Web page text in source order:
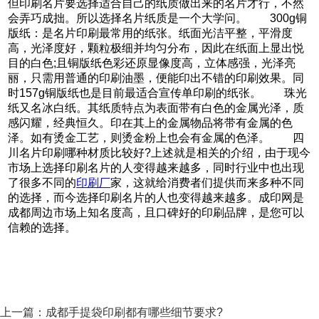
但印刷名片要选择适合自己的纸质做出来的名片才行，不然
会弄巧成拙。所以选择名片纸质是一个大学问。 300g铜
版纸：是名片印刷最常用的纸张。纸面光洁平整，平滑度
高，光泽度好，颗粒极细并均匀分布，因此在纸面上显出悦
目的白色;且铜版纸色彩还原显像度高，立体感强，光泽亮
丽，只需用普通的印刷油墨，便能印出不错的印刷效果。同
时157g铜版纸也是目前最适合宣传单印刷的纸张。 珠光
纸又名冰白纸。其纸质特点为表面带有白色的金属光泽，质
感闪耀，经典恒久。印在其上的金属物品将带有金属的色
泽。如有烫金工艺，则烫金粉上也会有金属的色泽。 四
川名片印刷哪种材质比较好?上述就是相关的介绍，由于现今
市场上选择印刷名片的人变得越来越多，同时行业中也出现
了很多不同的印刷厂家，这就给消费者们提供而来多种不同
的选择，而今选择印刷名片的人也变得越来越多。成印网是
成都周边市场上知名度高，且口碑好的印刷品牌，是您可以
信赖的选择。
上一篇： 成都手提袋印刷都有哪些细节要求?